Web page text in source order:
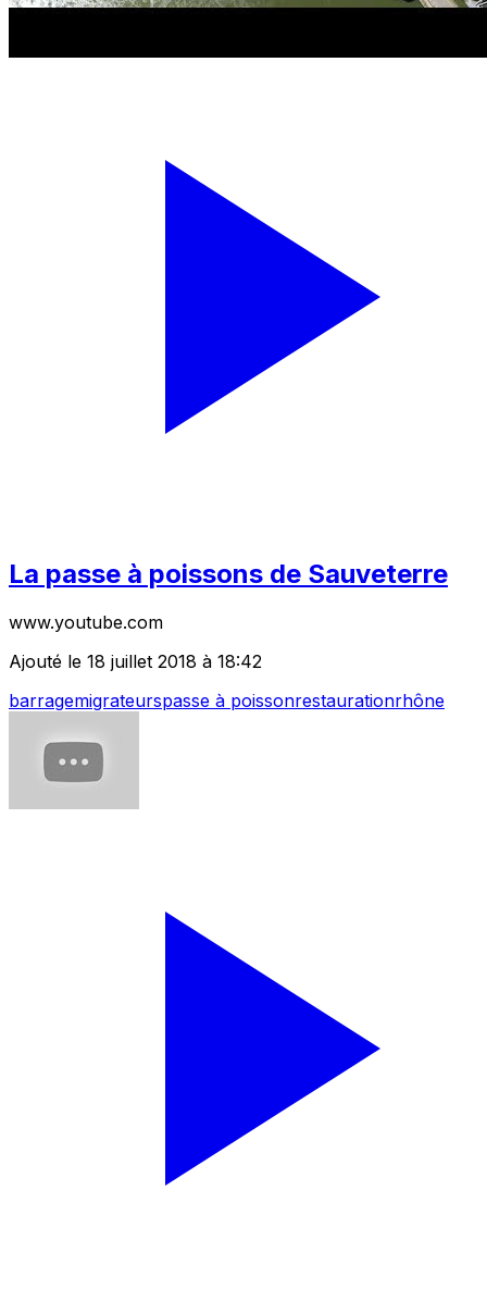
La passe à poissons de Sauveterre
www.youtube.com
Ajouté le 18 juillet 2018 à 18:42
barragemigrateurspasse à poissonrestaurationrhône